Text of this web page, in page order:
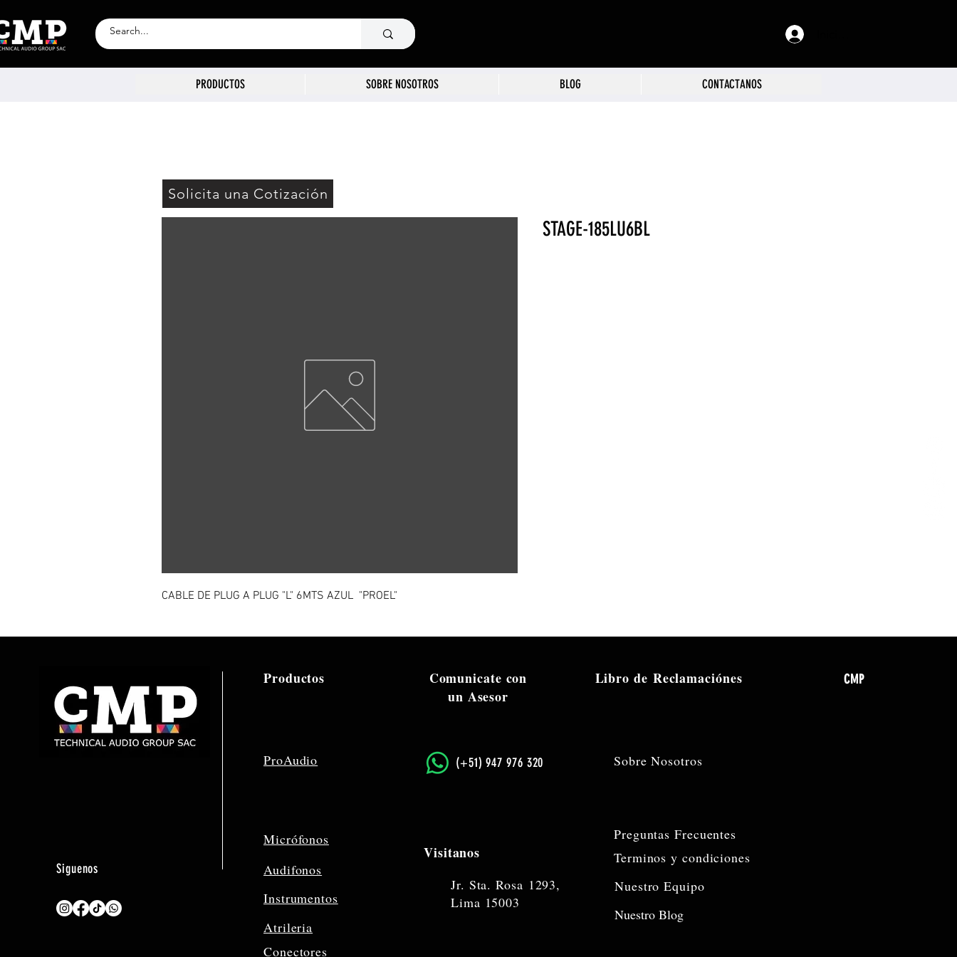
PRODUCTOS SOBRE NOSOTROS BLOG CONTACTANOS
CABLE DE PLUG A PLUG "L" 6MTS AZUL "PROEL"
STAGE-185LU6BL
Solicita una Cotización
Siguenos
Productos
ProAudio
Micrófonos
Audifonos
Instrumentos
Atrileria
Comunicate con
un Asesor
Libro de Reclamaciónes CMP
​(+51) 947 976 320 Sobre Nosotros
Preguntas Frecuentes
Visitanos
Jr. Sta. Rosa 1293,
Lima 15003
Terminos y condiciones
Nuestro Equipo
Nuestro Blog
Conectores